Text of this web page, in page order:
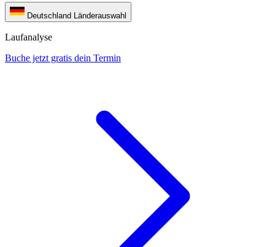
Deutschland Länderauswahl
Laufanalyse
Buche jetzt gratis dein Termin